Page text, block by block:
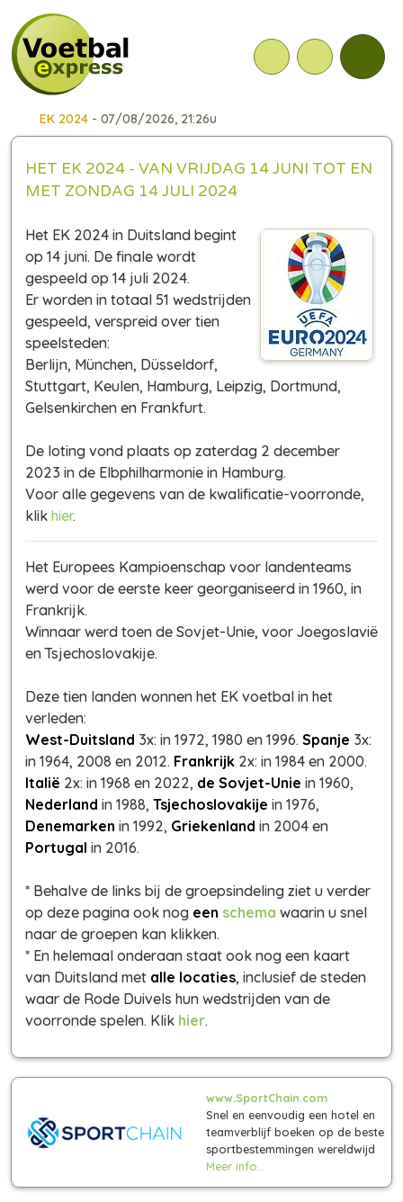
EK 2024- 07/08/2026, 21:26u
HET EK 2024 - VAN VRIJDAG 14 JUNI TOT EN
MET ZONDAG 14 JULI 2024
Het EK 2024 in Duitsland begint
op 14 juni. De finale wordt
gespeeld op 14 juli 2024.
Er worden in totaal 51 wedstrijden
gespeeld, verspreid over tien
speelsteden:
Berlijn, München, Düsseldorf,
Stuttgart, Keulen, Hamburg, Leipzig, Dortmund,
Gelsenkirchen en Frankfurt.
De loting vond plaats op zaterdag 2 december
2023 in de Elbphilharmonie in Hamburg.
Voor alle gegevens van de kwalificatie-voorronde,
klik hier.
Het Europees Kampioenschap voor landenteams
werd voor de eerste keer georganiseerd in 1960, in
Frankrijk.
Winnaar werd toen de Sovjet-Unie, voor Joegoslavië
en Tsjechoslovakije.
Deze tien landen wonnen het EK voetbal in het
verleden:
West-Duitsland 3x: in 1972, 1980 en 1996. Spanje 3x:
in 1964, 2008 en 2012. Frankrijk 2x: in 1984 en 2000.
Italië 2x: in 1968 en 2022, de Sovjet-Unie in 1960,
Nederland in 1988, Tsjechoslovakije in 1976,
Denemarken in 1992, Griekenland in 2004 en
Portugal in 2016.
* Behalve de links bij de groepsindeling ziet u verder
op deze pagina ook nog een schema waarin u snel
naar de groepen kan klikken.
* En helemaal onderaan staat ook nog een kaart
van Duitsland met alle locaties, inclusief de steden
waar de Rode Duivels hun wedstrijden van de
voorronde spelen. Klik hier.
www.SportChain.com
Snel en eenvoudig een hotel en
teamverblijf boeken op de beste
sportbestemmingen wereldwijd
Meer info...